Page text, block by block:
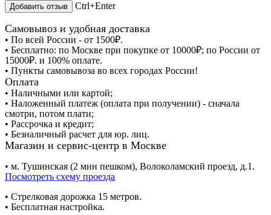
Ctrl+Enter
Самовывоз и удобная доставка
• По всей России - от 1500₽.
• Бесплатно: по Москве при покупке от 10000₽; по России от
15000₽. и 100% оплате.
• Пункты самовывоза во всех городах России!
Оплата
• Наличными или картой;
• Наложенный платеж (оплата при получении) - сначала
смотри, потом плати;
• Рассрочка и кредит;
• Безналичный расчет для юр. лиц.
Магазин и сервис-центр в Москве
• м. Тушинская (2 мин пешком), Волоколамский проезд, д.1.
Посмотреть схему проезда
• Cтрелковая дорожка 15 метров.
• Бесплатная настройка.